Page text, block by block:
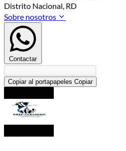
Distrito Nacional, RD
Sobre nosotros
Contactar
Copiar al portapapeles Copiar